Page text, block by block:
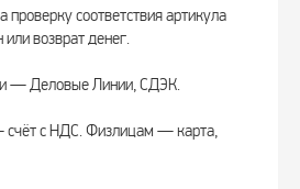
проверку соответствия артикула
возврат денег.
— Деловые Линии, СДЭК.
с НДС. Физлицам — карта,